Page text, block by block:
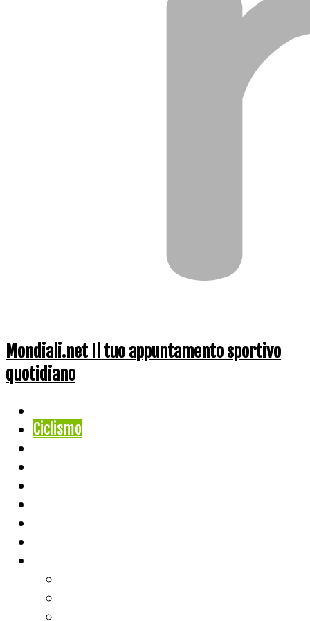
Mondiali.net Il tuo appuntamento sportivo
quotidiano
Ciclismo